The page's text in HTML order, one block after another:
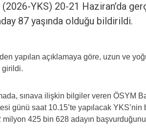
(2026-YKS) 20-21 Haziran’da
87 yaşında olduğu bildirildi.
yapılan açıklamaya göre, uzun ve
girildi.
sınava ilişkin bilgiler veren ÖSYM
günü saat 10.15’te yapılacak
milyon 425 bin 628 adayın